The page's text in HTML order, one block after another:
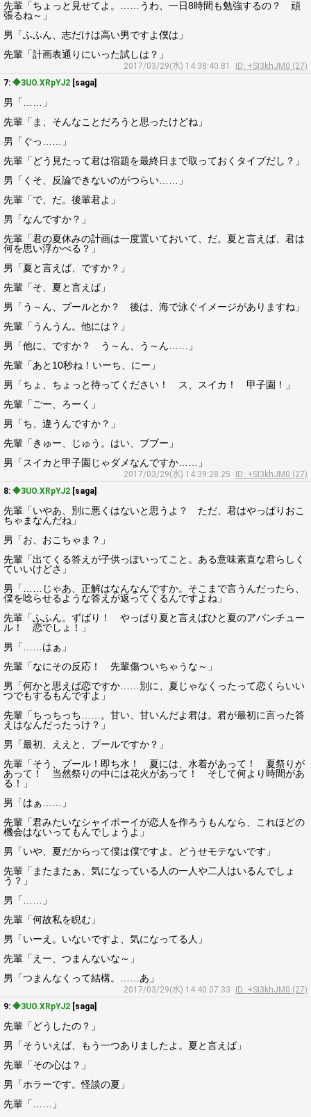
先輩「ちょっと見せてよ。……うわ、一日8時間も勉強するの？ 頑
張るね～」
男「ふふん、志だけは高い男ですよ僕は」
先輩「計画表通りにいった試しは？」
2017/03/29(水) 14:38:40.81
ID: +SI3khJM0 (27)
7: ◆3UO.XRpYJ2 [saga]
男「……」
先輩「ま、そんなことだろうと思ったけどね」
男「ぐっ……」
先輩「どう見たって君は宿題を最終日まで取っておくタイプだし？」
男「くそ、反論できないのがつらい……」
先輩「で、だ。後輩君よ」
男「なんですか？」
先輩「君の夏休みの計画は一度置いておいて、だ。夏と言えば、君は
何を思い浮かべる？」
男「夏と言えば、ですか？」
先輩「そ、夏と言えば」
男「う～ん、プールとか？ 後は、海で泳ぐイメージがありますね」
先輩「うんうん。他には？」
男「他に、ですか？ う～ん、う～ん……」
先輩「あと10秒ね！いーち、にー」
男「ちょ、ちょっと待ってください！ ス、スイカ！ 甲子園！」
先輩「ごー、ろーく」
男「ち、違うんですか？」
先輩「きゅー、じゅう。はい、ブブー」
男「スイカと甲子園じゃダメなんですか……」
2017/03/29(水) 14:39:28.25
ID: +SI3khJM0 (27)
8: ◆3UO.XRpYJ2 [saga]
先輩「いやあ、別に悪くはないと思うよ？ ただ、君はやっぱりおこ
ちゃまなんだね」
男「お、おこちゃま？」
先輩「出てくる答えが子供っぽいってこと。ある意味素直な君らしく
ていいけどさ」
男「……じゃあ、正解はなんなんですか。そこまで言うんだったら、
僕を唸らせるような答えが返ってくるんですよね」
先輩「ふふん。ずばり！ やっぱり夏と言えばひと夏のアバンチュー
ル！ 恋でしょ！」
男「……はぁ」
先輩「なにその反応！ 先輩傷ついちゃうな～」
男「何かと思えば恋ですか……別に、夏じゃなくったって恋くらいい
つでもするもんですよ」
先輩「ちっちっち……。甘い、甘いんだよ君は。君が最初に言った答
えはなんだったっけ？」
男「最初、ええと、プールですか？」
先輩「そう、プール！即ち水！ 夏には、水着があって！ 夏祭りが
あって！ 当然祭りの中には花火があって！ そして何より時間があ
る！」
男「はぁ……」
先輩「君みたいなシャイボーイが恋人を作ろうもんなら、これほどの
機会はないってもんでしょうよ」
男「いや、夏だからって僕は僕ですよ。どうせモテないです」
先輩「またまたぁ、気になっている人の一人や二人はいるんでしょ
う？」
男「……」
先輩「何故私を睨む」
男「いーえ。いないですよ、気になってる人」
先輩「えー、つまんないな～」
男「つまんなくって結構。……あ」
2017/03/29(水) 14:40:07.33
ID: +SI3khJM0 (27)
9: ◆3UO.XRpYJ2 [saga]
先輩「どうしたの？」
男「そういえば、もう一つありましたよ。夏と言えば」
先輩「その心は？」
男「ホラーです。怪談の夏」
先輩「……」